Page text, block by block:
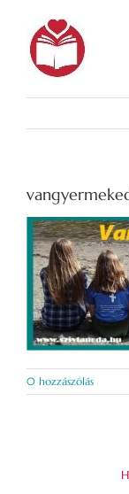
0 hozzászólás